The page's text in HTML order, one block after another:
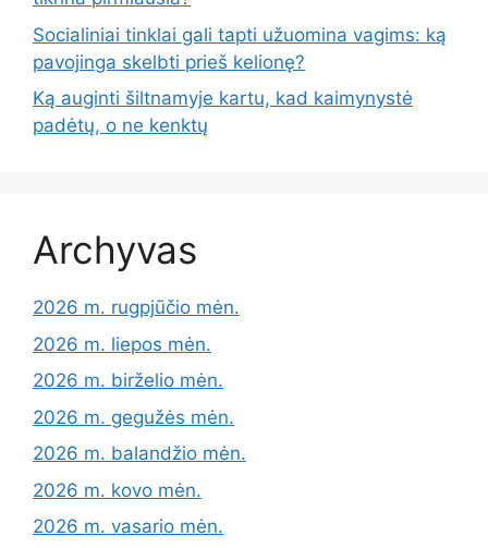
Socialiniai tinklai gali tapti užuomina vagims: ką
pavojinga skelbti prieš kelionę?
Ką auginti šiltnamyje kartu, kad kaimynystė
padėtų, o ne kenktų
Archyvas
2026 m. rugpjūčio mėn.
2026 m. liepos mėn.
2026 m. birželio mėn.
2026 m. gegužės mėn.
2026 m. balandžio mėn.
2026 m. kovo mėn.
2026 m. vasario mėn.